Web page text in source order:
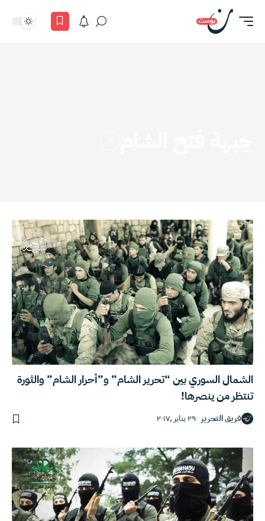
الشمال السوري بين “تحرير الشام” و”أحرار الشام” والثورة
تنتظر من ينصرها!
فريق التحرير ٢٩ يناير ,٢٠١٧